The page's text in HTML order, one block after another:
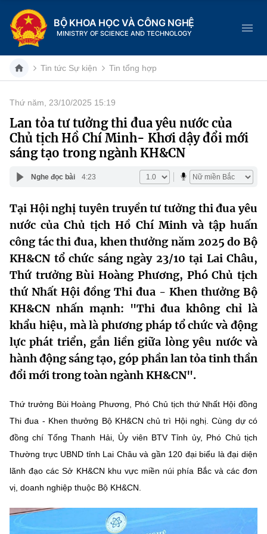
BỘ KHOA HỌC VÀ CÔNG NGHỆ
MINISTRY OF SCIENCE AND TECHNOLOGY
Danh mục
Trang chủ
Cơ cấu tổ chức
Lịch sử phát triển
Sở Khoa học và Công nghệ
Khoa học và Công nghệ
Đổi mới sáng tạo
Chuyển đổi số
Bưu chính, Viễn thông
Sở hữu trí tuệ
Tiêu chuẩn, đo lường, chất lượng
Năng lượng nguyên tử
Tin địa phương
Dịch vụ công
Hệ thống văn bản
Văn bản QPPL
Văn bản chỉ đạo điều hành
Lấy ý kiến người dân về dự thảo VBQPPL
MST IOFFICE
THỐNG KÊ
Khoa học và Công nghệ
Đổi mới sáng tạo
Bưu chính, Viễn thông
Sở hữu trí tuệ
Năng lượng nguyên tử
Multimedia
THƯ ĐIỆN TỬ
Infographic
Voice
Nhiệm vụ trọng tâm
Tin tức Sự kiện Tin tổng hợp
Thứ năm, 23/10/2025 15:19
Lan tỏa tư tưởng thi đua yêu nước của
Chủ tịch Hồ Chí Minh- Khơi dậy đổi mới
sáng tạo trong ngành KH&CN
Nghe đọc bài 4:23
Tại Hội nghị tuyên truyền tư tưởng thi đua yêu
nước của Chủ tịch Hồ Chí Minh và tập huấn
công tác thi đua, khen thưởng năm 2025 do Bộ
KH&CN tổ chức sáng ngày 23/10 tại Lai Châu,
Thứ trưởng Bùi Hoàng Phương, Phó Chủ tịch
thứ Nhất Hội đồng Thi đua - Khen thưởng Bộ
KH&CN nhấn mạnh: "Thi đua không chỉ là
khẩu hiệu, mà là phương pháp tổ chức và động
lực phát triển, gắn liền giữa lòng yêu nước và
hành động sáng tạo, góp phần lan tỏa tinh thần
đổi mới trong toàn ngành KH&CN".
Thứ trưởng Bùi Hoàng Phương, Phó Chủ tịch thứ Nhất Hội đồng
Thi đua - Khen thưởng Bộ KH&CN chủ trì Hội nghị. Cùng dự có
đồng chí Tống Thanh Hải, Ủy viên BTV Tỉnh ủy, Phó Chủ tịch
Thường trực UBND tỉnh Lai Châu và gần 120 đại biểu là đại diện
lãnh đạo các Sở KH&CN khu vực miền núi phía Bắc và các đơn
vị, doanh nghiệp thuộc Bộ KH&CN.